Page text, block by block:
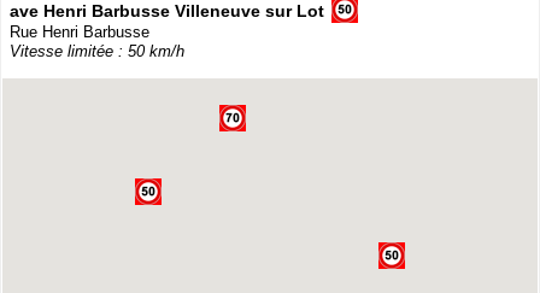
ave Henri Barbusse Villeneuve sur Lot
Rue Henri Barbusse
Vitesse limitée : 50 km/h